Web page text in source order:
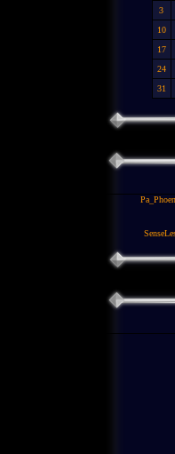
3
10
17
24
31